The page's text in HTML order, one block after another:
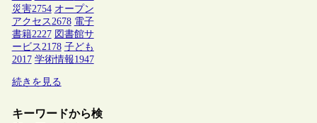
災害2754 オープン
アクセス 2678 電子
書籍2227 図書館サ
ービス 2178 子ども
2017 学術情報1947
続きを見る
キーワードから検